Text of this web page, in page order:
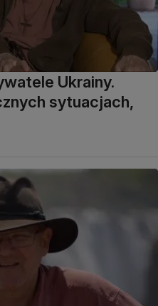
Ukrainy.
sytuacjach,